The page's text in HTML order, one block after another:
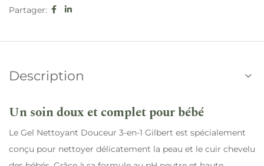
Partager:
Description
Un soin doux et complet pour bébé
Le Gel Nettoyant Douceur 3-en-1 Gilbert est spécialement
conçu pour nettoyer délicatement la peau et le cuir chevelu